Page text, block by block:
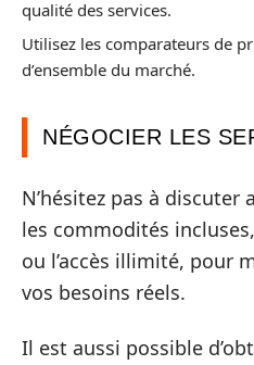
qualité des services.
Utilisez les comparateurs de
d’ensemble du marché.
NÉGOCIER LES
N’hésitez pas à discuter
les commodités
ou l’accès illimité, pour
vos besoins réels.
Il est aussi possible